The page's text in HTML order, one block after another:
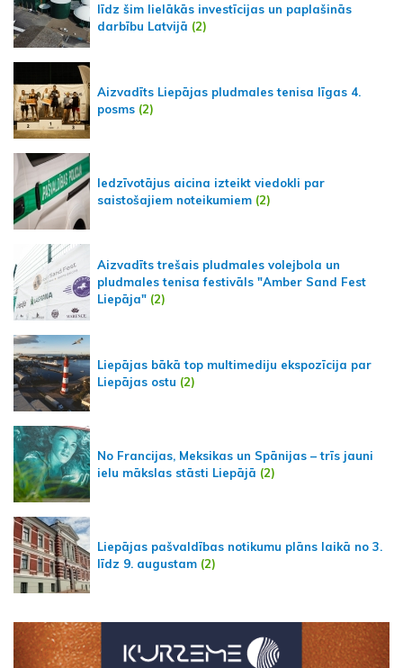
līdz šim lielākās investīcijas un paplašinās
darbību Latvijā (2)
Aizvadīts Liepājas pludmales tenisa līgas 4.
posms (2)
Iedzīvotājus aicina izteikt viedokli par
saistošajiem noteikumiem (2)
Aizvadīts trešais pludmales volejbola un
pludmales tenisa festivāls "Amber Sand Fest
Liepāja" (2)
Liepājas bākā top multimediju ekspozīcija par
Liepājas ostu (2)
No Francijas, Meksikas un Spānijas – trīs jauni
ielu mākslas stāsti Liepājā (2)
Liepājas pašvaldības notikumu plāns laikā no 3.
līdz 9. augustam (2)